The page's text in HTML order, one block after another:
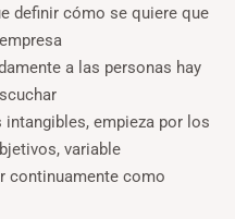
definir cómo se quiere que
a las personas hay
intangibles, empieza por los
variable
continuamente como